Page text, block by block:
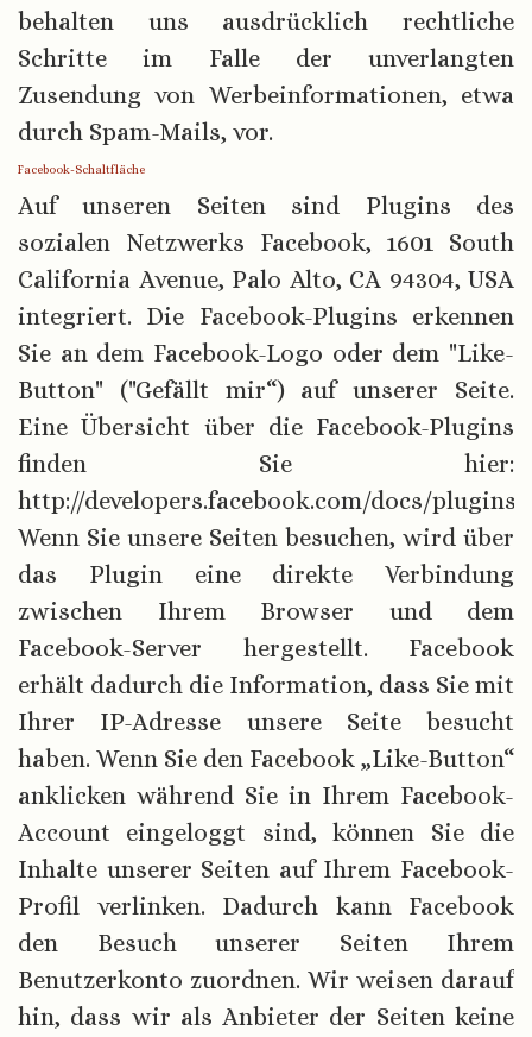
behalten uns ausdrücklich rechtliche
Schritte im Falle der unverlangten
Zusendung von Werbeinformationen, etwa
durch Spam-Mails, vor.
Facebook-Schaltfläche
Auf unseren Seiten sind Plugins des
sozialen Netzwerks Facebook, 1601 South
California Avenue, Palo Alto, CA 94304, USA
integriert. Die Facebook-Plugins erkennen
Sie an dem Facebook-Logo oder dem "Like-
Button" ("Gefällt mir“) auf unserer Seite.
Eine Übersicht über die Facebook-Plugins
finden Sie hier:
http://developers.facebook.com/docs/plugins/
Wenn Sie unsere Seiten besuchen, wird über
das Plugin eine direkte Verbindung
zwischen Ihrem Browser und dem
Facebook-Server hergestellt. Facebook
erhält dadurch die Information, dass Sie mit
Ihrer IP-Adresse unsere Seite besucht
haben. Wenn Sie den Facebook „Like-Button“
anklicken während Sie in Ihrem Facebook-
Account eingeloggt sind, können Sie die
Inhalte unserer Seiten auf Ihrem Facebook-
Profil verlinken. Dadurch kann Facebook
den Besuch unserer Seiten Ihrem
Benutzerkonto zuordnen. Wir weisen darauf
hin, dass wir als Anbieter der Seiten keine